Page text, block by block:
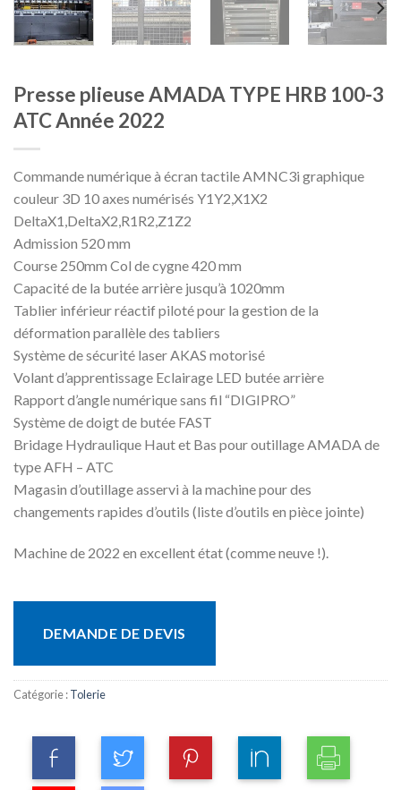
Presse plieuse AMADA TYPE HRB 100-3
ATC Année 2022
Commande numérique à écran tactile AMNC3i graphique
couleur 3D 10 axes numérisés Y1Y2,X1X2
DeltaX1,DeltaX2,R1R2,Z1Z2
Admission 520 mm
Course 250mm Col de cygne 420 mm
Capacité de la butée arrière jusqu’à 1020mm
Tablier inférieur réactif piloté pour la gestion de la
déformation parallèle des tabliers
Système de sécurité laser AKAS motorisé
Volant d’apprentissage Eclairage LED butée arrière
Rapport d’angle numérique sans fil “DIGIPRO”
Système de doigt de butée FAST
Bridage Hydraulique Haut et Bas pour outillage AMADA de
type AFH – ATC
Magasin d’outillage asservi à la machine pour des
changements rapides d’outils (liste d’outils en pièce jointe)
Machine de 2022 en excellent état (comme neuve !).
DEMANDE DE DEVIS
Catégorie :Tolerie